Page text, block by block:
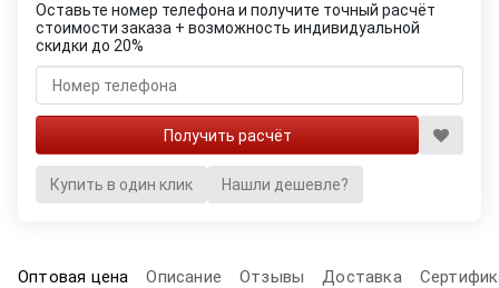
Оставьте номер телефона и получите точный расчёт
стоимости заказа + возможность индивидуальной
скидки до 20%
Купить в один клик Нашли дешевле?
Оптовая цена Описание Отзывы Доставка